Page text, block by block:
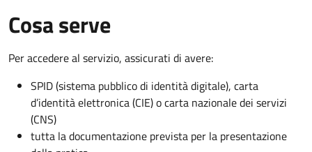
Cosa serve
Per accedere al servizio, assicurati di avere:
SPID (sistema pubblico di identità digitale), carta
d’identità elettronica (CIE) o carta nazionale dei servizi
(CNS)
tutta la documentazione prevista per la presentazione